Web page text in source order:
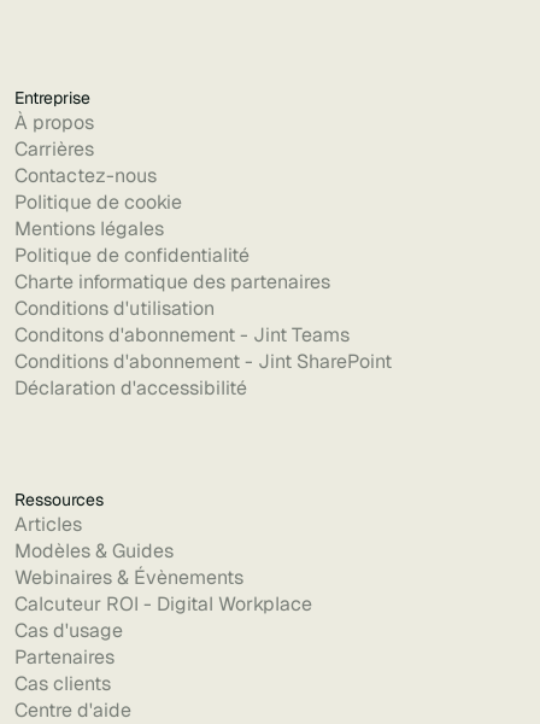
Entreprise
À propos
Carrières
Contactez-nous
Politique de cookie
Mentions légales
Politique de confidentialité
Charte informatique des partenaires
Conditions d'utilisation
Conditons d'abonnement - Jint Teams
Conditions d'abonnement - Jint SharePoint
Déclaration d'accessibilité
Ressources
Articles
Modèles & Guides
Webinaires & Évènements
Calcuteur ROI - Digital Workplace
Cas d'usage
Partenaires
Cas clients
Centre d'aide